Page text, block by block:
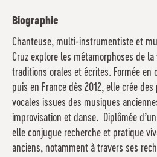
Biographie
Chanteuse, multi-instrumentiste et
Cruz explore les métamorphoses de la
traditions orales et écrites. Formée en
puis en France dès 2012, elle crée
vocales issues des musiques
improvisation et danse. Diplômée
elle conjugue recherche et pratique
anciens, notamment à travers ses